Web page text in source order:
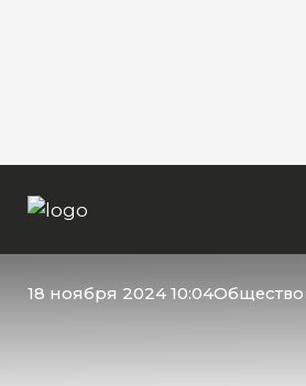
18 ноября 2024 10:04Общество